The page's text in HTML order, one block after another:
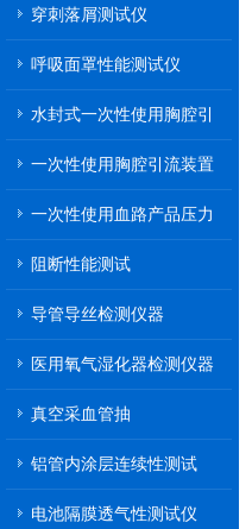
穿刺落屑测试仪
呼吸面罩性能测试仪
水封式一次性使用胸腔引
一次性使用胸腔引流装置
一次性使用血路产品压力
阻断性能测试
导管导丝检测仪器
医用氧气湿化器检测仪器
真空采血管抽
铝管内涂层连续性测试
电池隔膜透气性测试仪